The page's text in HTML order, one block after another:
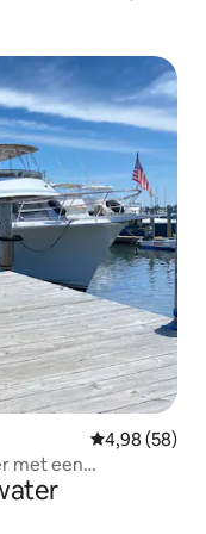
Gemiddelde
4,98 (58)
met een